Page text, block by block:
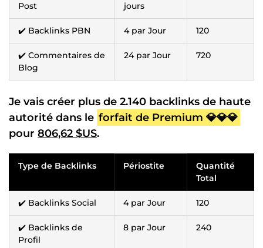
Post
jours
✔️ Backlinks PBN 4 par Jour 120
✔️ Commentaires de
Blog
24 par Jour 720
Je vais créer plus de 2.140 backlinks de haute
autorité dans le forfait de Premium 💎💎💎
pour 806,62 $US.
Type de Backlinks Périostite
Quantité
Total
✔️ Backlinks Social 4 par Jour 120
✔️ Backlinks de
Profil
8 par Jour 240